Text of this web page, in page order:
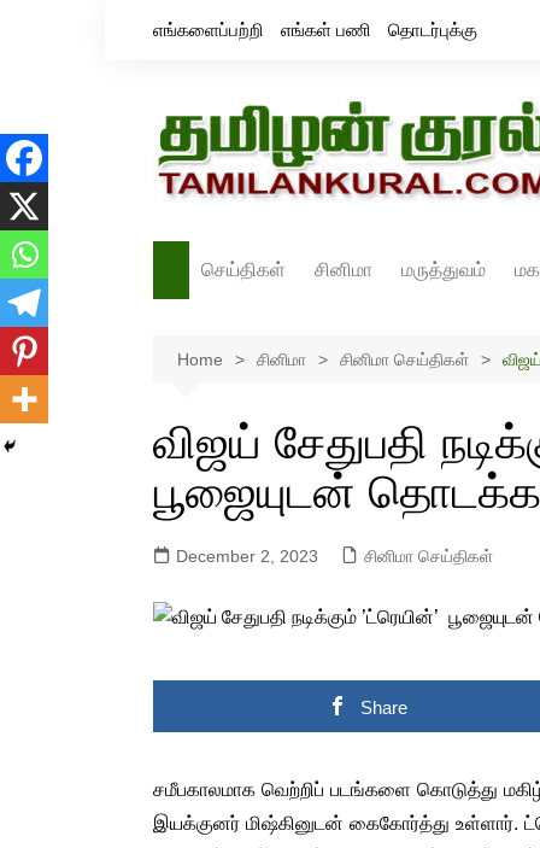
எங்களைப்பற்றி எங்கள் பணி தொடர்புக்கு
செய்திகள்
இந்தியா
சினிமா
திரைவிமர்சனம்
மருத்துவம்
Home சினிமா சினிமா செய்திகள்
விஜய் சேதுபதி
பூஜையுடன்
December 2, 2023 சினிமா செய்திகள்
Share
சமீபகாலமாக வெற்றிப் படங்களை கொடுத்து
இயக்குனர் மிஷ்கினுடன் கைகோர்த்து உள்ளார்.